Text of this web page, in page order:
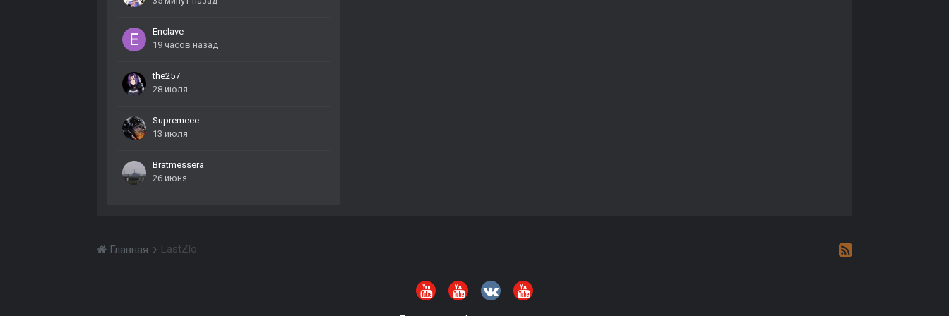
Enclave
19 часов назад
the257
28 июля
Supremeee
13 июля
Bratmessera
26 июня
Главная LastZlo